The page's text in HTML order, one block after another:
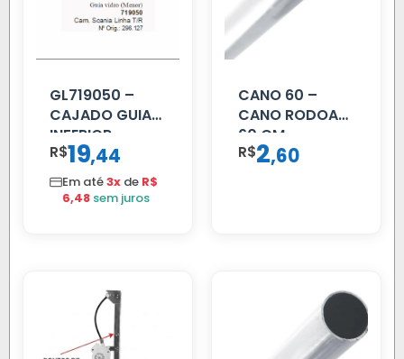
GL719050 –
CAJADO GUIA
INFERIOR
SCANIA T/R
112/113 MENOR
R$19,44
Em até3x de R$
6,48 sem juros
CANO 60 –
CANO RODOAR
60 CM
R$2,60